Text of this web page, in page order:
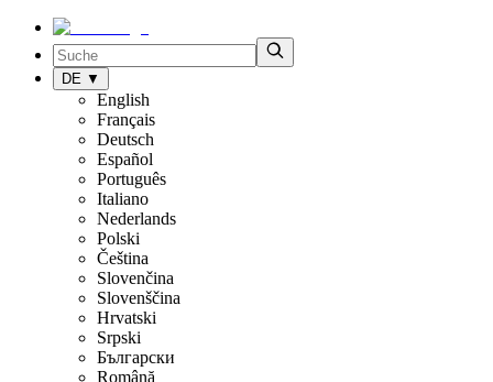
DE ▼
English
Français
Deutsch
Español
Português
Italiano
Nederlands
Polski
Čeština
Slovenčina
Slovenščina
Hrvatski
Srpski
Български
Română